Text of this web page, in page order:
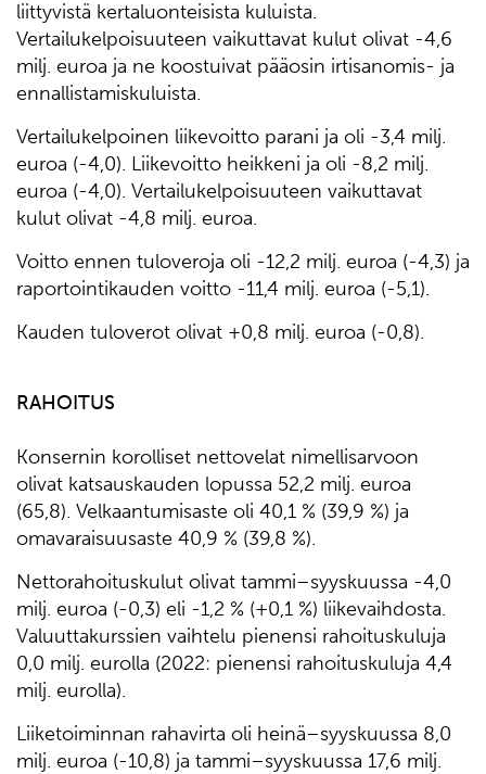
liittyvistä kertaluonteisista kuluista.
Vertailukelpoisuuteen vaikuttavat kulut olivat -4,6
milj. euroa ja ne koostuivat pääosin irtisanomis- ja
ennallistamiskuluista.
Vertailukelpoinen liikevoitto parani ja oli -3,4 milj.
euroa (-4,0). Liikevoitto heikkeni ja oli -8,2 milj.
euroa (-4,0). Vertailukelpoisuuteen vaikuttavat
kulut olivat -4,8 milj. euroa.
Voitto ennen tuloveroja oli -12,2 milj. euroa (-4,3) ja
raportointikauden voitto -11,4 milj. euroa (-5,1).
Kauden tuloverot olivat +0,8 milj. euroa (-0,8).
RAHOITUS
Konsernin korolliset nettovelat nimellisarvoon
olivat katsauskauden lopussa 52,2 milj. euroa
(65,8). Velkaantumisaste oli 40,1 % (39,9 %) ja
omavaraisuusaste 40,9 % (39,8 %).
Nettorahoituskulut olivat tammi–syyskuussa -4,0
milj. euroa (-0,3) eli -1,2 % (+0,1 %) liikevaihdosta.
Valuuttakurssien vaihtelu pienensi rahoituskuluja
0,0 milj. eurolla (2022: pienensi rahoituskuluja 4,4
milj. eurolla).
Liiketoiminnan rahavirta oli heinä–syyskuussa 8,0
milj. euroa (-10,8) ja tammi–syyskuussa 17,6 milj.